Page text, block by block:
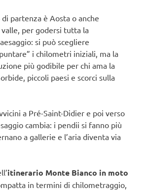
partenza è Aosta o anche
per godersi tutta la
si può scegliere
i chilometri iniziali, ma la
più godibile per chi ama la
piccoli paesi e scorci sulla
a Pré-Saint-Didier e poi verso
cambia: i pendii si fanno più
a gallerie e l’aria diventa via
itinerario Monte Bianco in moto
in termini di chilometraggio,